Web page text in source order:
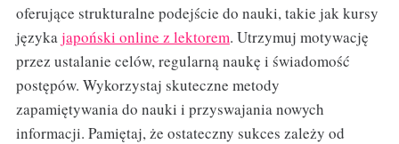
oferujące strukturalne podejście do nauki, takie jak kursy
językajapoński online z lektorem. Utrzymuj motywację
przez ustalanie celów, regularną naukę i świadomość
postępów. Wykorzystaj skuteczne metody
zapamiętywania do nauki i przyswajania nowych
informacji. Pamiętaj, że ostateczny sukces zależy od